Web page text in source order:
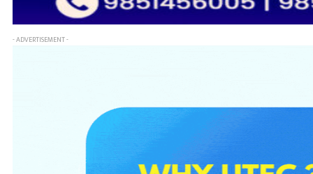
- ADVERTISEMENT -